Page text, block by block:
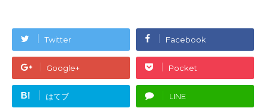
Twitter Facebook
Google+ Pocket
B! はてブ LINE